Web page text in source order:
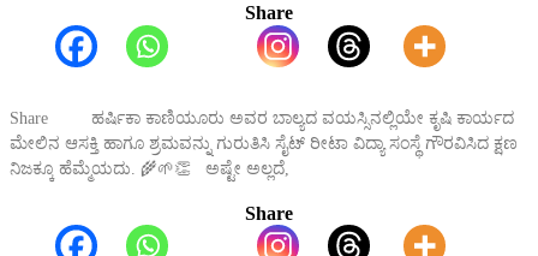
Share
Share ಹರ್ಷಿಕಾ ಕಾಣಿಯೂರು ಅವರ ಬಾಲ್ಯದ ವಯಸ್ಸಿನಲ್ಲಿಯೇ ಕೃಷಿ ಕಾರ್ಯದ
ಮೇಲಿನ ಆಸಕ್ತಿ ಹಾಗೂ ಶ್ರಮವನ್ನು ಗುರುತಿಸಿ ಸೈಟ್ ರೀಟಾ ವಿದ್ಯಾ ಸಂಸ್ಥೆ ಗೌರವಿಸಿದ ಕ್ಷಣ
ನಿಜಕ್ಕೂ ಹೆಮ್ಮೆಯದು. 🌾🌱👏 ಅಷ್ಟೇ ಅಲ್ಲದೆ,
Share